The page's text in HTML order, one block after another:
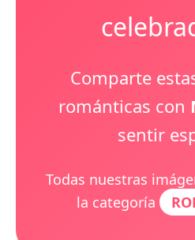
Comparte
románticas con
sentir
Todas nuestras
la categoría